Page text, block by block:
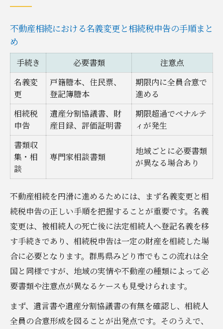
不動産相続における名義変更と相続税申告の手順まと
め
手続き 必要書類
注意点
名義変
更
戸籍謄本、住民票、
登記簿謄本
期限内に全員合意で
進める
相続税
申告
遺産分割協議書、財
産目録、評価証明書
期限超過でペナルテ
ィが発生
書類収
集・相
談
専門家相談書類
地域ごとに必要書類
が異なる場合あり
不動産相続を円滑に進めるためには、まず名義変更と相
続税申告の正しい手順を把握することが重要です。名義
変更は、被相続人の死亡後に法定相続人へ登記名義を移
す手続きであり、相続税申告は一定の財産を相続した場
合に必要となります。群馬県みどり市でもこの流れは全
国と同様ですが、地域の実情や不動産の種類によって必
要書類や注意点が異なるケースも見受けられます。
まず、遺言書や遺産分割協議書の有無を確認し、相続人
全員の合意形成を図ることが出発点です。そのうえで、